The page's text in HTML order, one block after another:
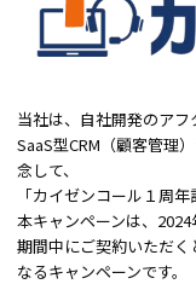
当社は、自社開発のア
SaaS型CRM（顧客管理
念して、
「カイゼンコール１周
本キャンペーンは、
期間中にご契約いただ
なるキャンペーンです。